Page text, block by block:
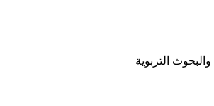
التربوية